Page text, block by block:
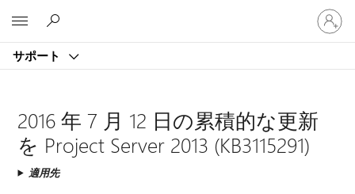
サポート
ア
カ
ウ
サ
イ
2016 年 7 月 12 日の累積的な更新
を Project Server 2013 (KB3115291)
適用先